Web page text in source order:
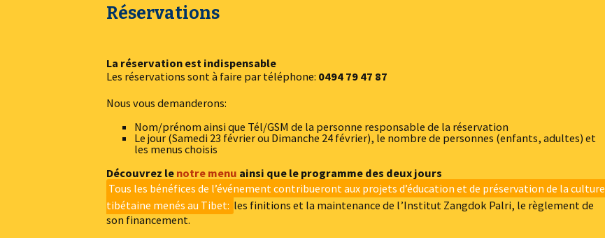
principal
Réservations
La réservation est indispensable
Les réservations sont à faire par téléphone: 0494 79 47 87
Nous vous demanderons:
Nom/prénom ainsi que Tél/GSM de la personne responsable de la réservation
Le jour (Samedi 23 février ou Dimanche 24 février), le nombre de personnes (enfants, adultes) et
les menus choisis
Découvrez le notre menu ainsi que le programme des deux jours
Tous les bénéfices de l’événement contribueront aux projets d’éducation et de préservation de la culture
tibétaine menés au Tibet: les finitions et la maintenance de l’Institut Zangdok Palri, le règlement de
son financement.